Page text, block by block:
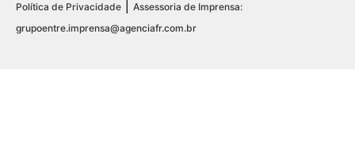
Política de Privacidade
Assessoria de Imprensa:
grupoentre.imprensa@agenciafr.com.br